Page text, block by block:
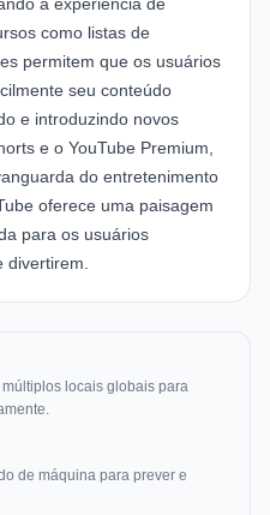
como listas de
permitem que os usuários
seu conteúdo
e introduzindo novos
e o YouTube Premium,
do entretenimento
oferece uma paisagem
para os usuários
locais globais para
de máquina para prever e